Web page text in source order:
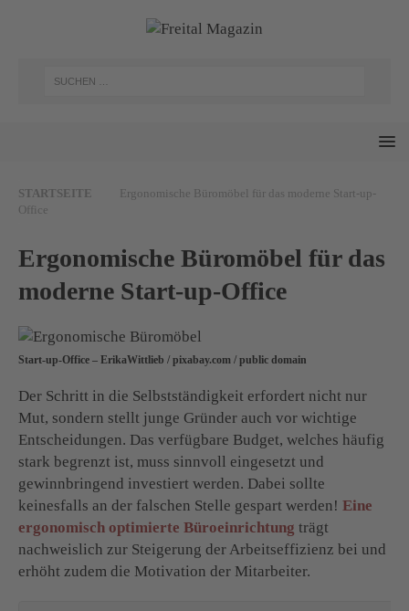
STARTSEITE
Ergonomische Büromöbel für das moderne Start-up-
Office
Ergonomische Büromöbel für das
moderne Start-up-Office
Start-up-Office – ErikaWittlieb / pixabay.com / public domain
Der Schritt in die Selbstständigkeit erfordert nicht nur
Mut, sondern stellt junge Gründer auch vor wichtige
Entscheidungen. Das verfügbare Budget, welches häufig
stark begrenzt ist, muss sinnvoll eingesetzt und
gewinnbringend investiert werden. Dabei sollte
keinesfalls an der falschen Stelle gespart werden! Eine
ergonomisch optimierte Büroeinrichtung trägt
nachweislich zur Steigerung der Arbeitseffizienz bei und
erhöht zudem die Motivation der Mitarbeiter.